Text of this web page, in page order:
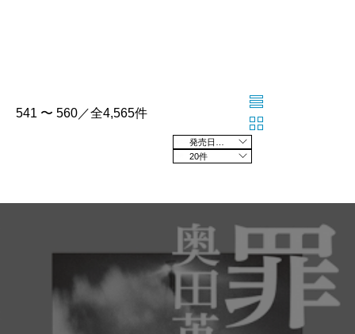
541 〜 560／全4,565件
20件